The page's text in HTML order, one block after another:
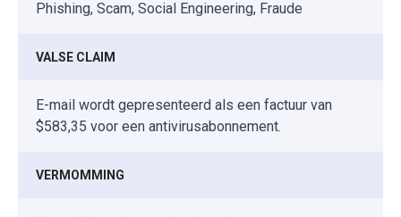
Phishing, Scam, Social Engineering, Fraude
VALSE CLAIM
E-mail wordt gepresenteerd als een factuur van
$583,35 voor een antivirusabonnement.
VERMOMMING